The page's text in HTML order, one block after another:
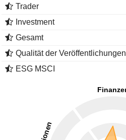
Trader
Investment
Gesamt
Qualität der Veröffentlichungen
ESG MSCI